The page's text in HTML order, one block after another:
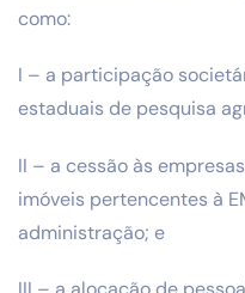
como:
I – a participação
estaduais de pesquisa
II – a cessão às
imóveis pertencentes à
administração; e